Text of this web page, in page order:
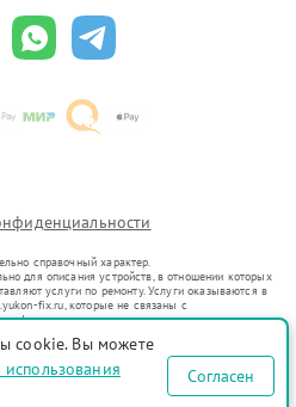
справочный характер.
для описания устройств, в отношении которых
услуги по ремонту. Услуги оказываются в
fix.ru, которые не связаны с
официальными представителями.
в гражданский оборот в соответствии
цели индивидуализации услуг или введения
о предоставляемых услугах по
cookie. Вы можете
Согласен